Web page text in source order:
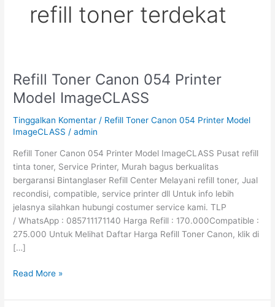
refill toner terdekat
Refill Toner Canon 054 Printer
Model ImageCLASS
Tinggalkan Komentar / Refill Toner Canon 054 Printer Model
ImageCLASS /admin
Refill Toner Canon 054 Printer Model ImageCLASS Pusat refill
tinta toner, Service Printer, Murah bagus berkualitas
bergaransi Bintanglaser Refill Center Melayani refill toner, Jual
recondisi, compatible, service printer dll Untuk info lebih
jelasnya silahkan hubungi costumer service kami. TLP
/ WhatsApp : 085711171140 Harga Refill : 170.000Compatible :
275.000 Untuk Melihat Daftar Harga Refill Toner Canon, klik di
[…]
Refill
Toner
Canon
054
Printer
ImageCLASS
Read More »